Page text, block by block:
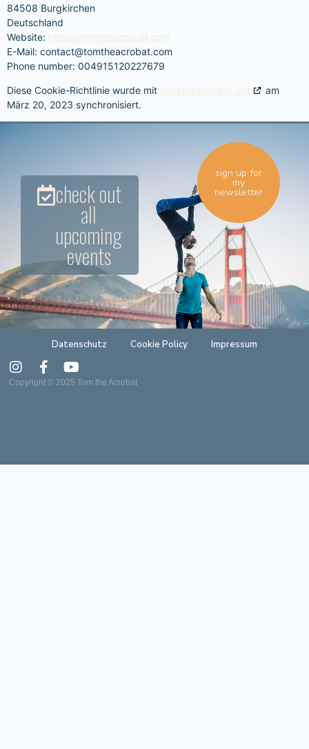
84508 Burgkirchen
Deutschland
Website: https://tomtheacrobat.com
E-Mail: contact@tomtheacrobat.com
Phone number: 004915120227679
Diese Cookie-Richtlinie wurde mit cookiedatabase.org
am
März 20, 2023 synchronisiert.
check out
all
upcoming
events
sign up for
my
newsletter
Copyright © 2025 Tom the Acrobat
Datenschutz Cookie Policy Impressum